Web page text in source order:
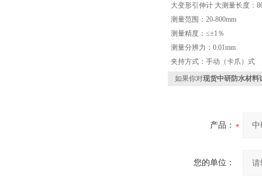
大变形引伸计 大测量长度：
测量范围：20-800mm
测量精度：≤±1％
测量分辨力：0.01mm
夹持方式：手动（卡爪）式
如果你对现货中研防水材料
产品：
您的单位：